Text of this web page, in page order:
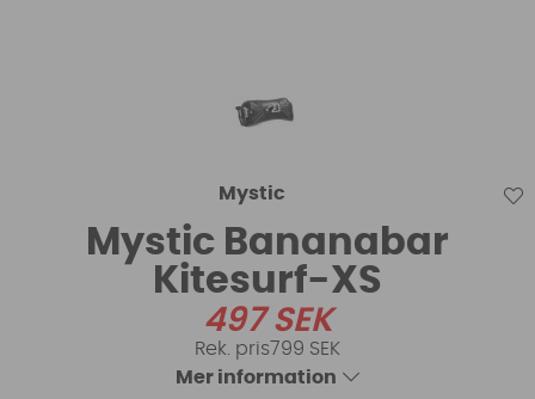
Mystic
Mystic Bananabar
Kitesurf-XS
497SEK
799 SEK
Mer information